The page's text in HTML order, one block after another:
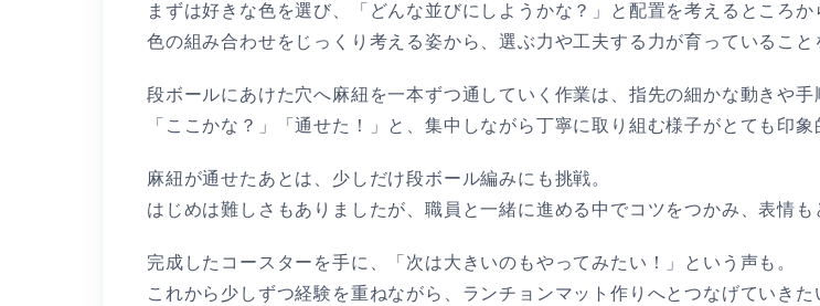
まずは好きな色を選び、「どんな並びにしようかな？」と配置を考えるところか
色の組み合わせをじっくり考える姿から、選ぶ力や工夫する力が育っていること
段ボールにあけた穴へ麻紐を一本ずつ通していく作業は、指先の細かな動きや手
「ここかな？」「通せた！」と、集中しながら丁寧に取り組む様子がとても印象
麻紐が通せたあとは、少しだけ段ボール編みにも挑戦。
はじめは難しさもありましたが、職員と一緒に進める中でコツをつかみ、表情
完成したコースターを手に、「次は大きいのもやってみたい！」という声も。
これから少しずつ経験を重ねながら、ランチョンマット作りへとつなげていきた